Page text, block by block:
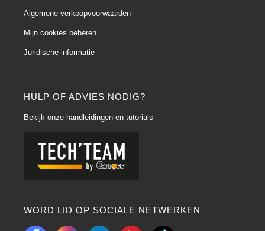
HULP OF ADVIES NODIG?
Bekijk onze handleidingen en tutorials
WORD LID OP SOCIALE NETWERKEN
Algemene verkoopvoorwaarden
Mijn cookies beheren
Juridische informatie